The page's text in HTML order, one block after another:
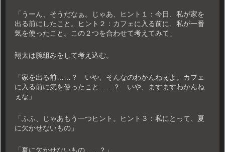
「うーん、そうだなぁ。じゃあ、ヒント１：今日、私が家を
出る前にしたこと。ヒント２：カフェに入る前に、私が一番
気を使ったこと。この２つを合わせて考えてみて」
翔太は腕組みをして考え込む。
「家を出る前……？ いや、そんなのわかんねぇよ。カフェ
に入る前に気を使ったこと……？ いや、ますますわかんね
ぇな」
「ふふ、じゃあもう一つヒント。ヒント３：私にとって、夏
に欠かせないもの」
「夏に欠かせないもの……？」